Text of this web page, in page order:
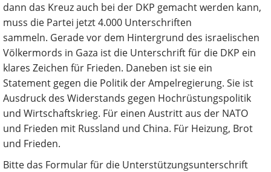
dann das Kreuz auch bei der DKP gemacht werden kann,
muss die Partei jetzt 4.000 Unterschriften
sammeln. Gerade vor dem Hintergrund des israelischen
Völkermords in Gaza ist die Unterschrift für die DKP ein
klares Zeichen für Frieden. Daneben ist sie ein
Statement gegen die Politik der Ampelregierung. Sie ist
Ausdruck des Widerstands gegen Hochrüstungspolitik
und Wirtschaftskrieg. Für einen Austritt aus der NATO
und Frieden mit Russland und China. Für Heizung, Brot
und Frieden.
Bitte das Formular für die Unterstützungsunterschrift